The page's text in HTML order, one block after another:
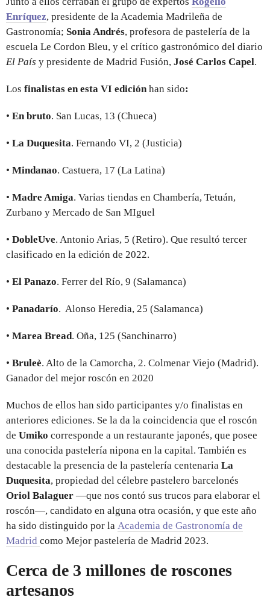
Enríquez, presidente de la Academia Madrileña de
Gastronomía; Sonia Andrés, profesora de pastelería de la
escuela Le Cordon Bleu, y el crítico gastronómico del diario
El País y presidente de Madrid Fusión, José Carlos Capel.
Los finalistas en esta VI edición han sido:
• En bruto. San Lucas, 13 (Chueca)
• La Duquesita. Fernando VI, 2 (Justicia)
• Mindanao. Castuera, 17 (La Latina)
• Madre Amiga. Varias tiendas en Chambería, Tetuán,
Zurbano y Mercado de San MIguel
• DobleUve. Antonio Arias, 5 (Retiro). Que resultó tercer
clasificado en la edición de 2022.
• El Panazo. Ferrer del Río, 9 (Salamanca)
• Panadarío. Alonso Heredia, 25 (Salamanca)
• Marea Bread. Oña, 125 (Sanchinarro)
• Bruleè. Alto de la Camorcha, 2. Colmenar Viejo (Madrid).
Ganador del mejor roscón en 2020
Muchos de ellos han sido participantes y/o finalistas en
anteriores ediciones. Se la da la coincidencia que el roscón
de Umiko corresponde a un restaurante japonés, que posee
una conocida pastelería nipona en la capital. También es
destacable la presencia de la pastelería centenaria La
Duquesita, propiedad del célebre pastelero barcelonés
Oriol Balaguer —que nos contó sus trucos para elaborar el
roscón—, candidato en alguna otra ocasión, y que este año
ha sido distinguido por la Academia de Gastronomía de
Madrid como Mejor pastelería de Madrid 2023.
Cerca de 3 millones de roscones
artesanos